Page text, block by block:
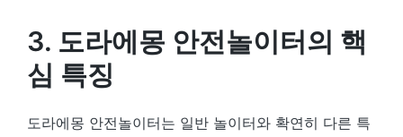
3. 도라에몽 안전놀이터의 핵
심 특징
도라에몽 안전놀이터는 일반 놀이터와 확연히 다른 특